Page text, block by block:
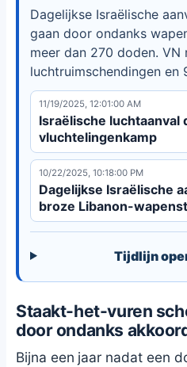
Dagelijkse Israëlische
gaan door ondanks
meer dan 270 doden.
luchtruimschendingen en
artilleriebeschietingen,
met ontwapeningsplannen.
11/19/2025, 12:01:00 AM
Israëlische luchtaanval
vluchtelingenkamp
10/22/2025, 10:18:00 PM
Dagelijkse Israëlische
broze Libanon-
Tijdlijn
Staakt-het-vuren
door ondanks
Bijna een jaar nadat een